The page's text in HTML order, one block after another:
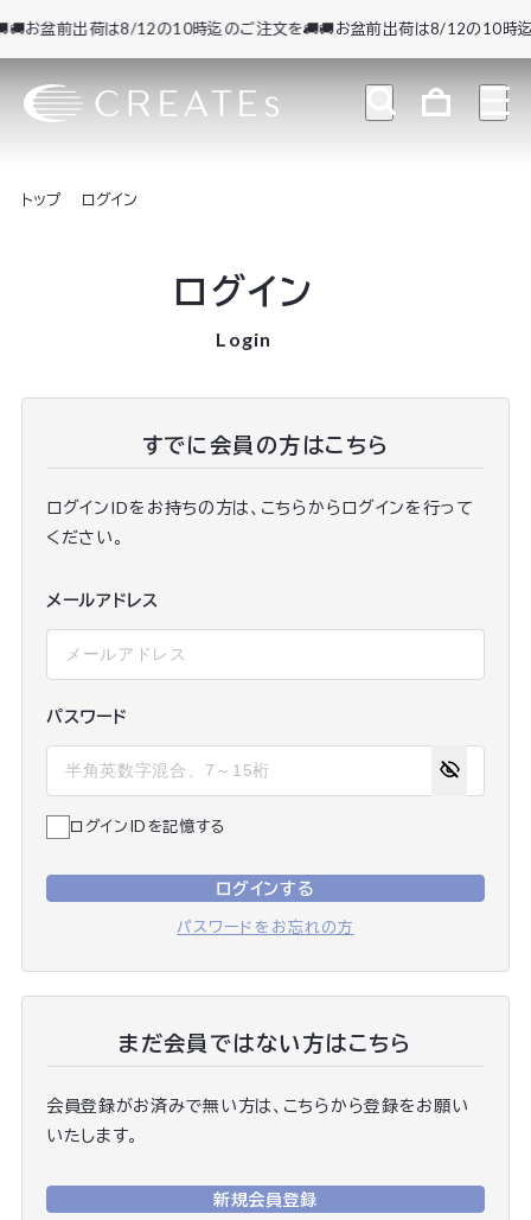
お盆前出荷は8/12の10時迄のご注文を🚚🚚お盆前出荷は8/12の10時迄
トップ ログイン
ログイン
Login
すでに会員の方はこちら
ログインIDをお持ちの方は、こちらからログインを行って
ください。
メールアドレス
パスワード
ログインIDを記憶する
ログインする
パスワードをお忘れの方
まだ会員ではない方はこちら
会員登録がお済みで無い方は、こちらから登録をお願い
いたします。
新規会員登録